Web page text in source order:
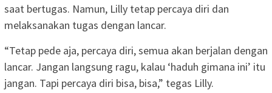
saat bertugas. Namun, Lilly tetap percaya diri dan
melaksanakan tugas dengan lancar.
“Tetap pede aja, percaya diri, semua akan berjalan dengan
lancar. Jangan langsung ragu, kalau ‘haduh gimana ini’ itu
jangan. Tapi percaya diri bisa, bisa,” tegas Lilly.